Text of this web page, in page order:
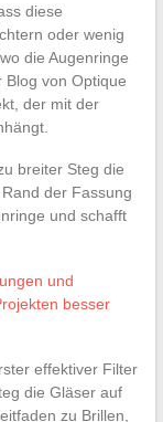
diese
oder wenig
die Augenringe
von Optique
der mit der
breiter Steg die
der Fassung
und schafft
und
besser
effektiver Filter
die Gläser auf
zu Brillen,